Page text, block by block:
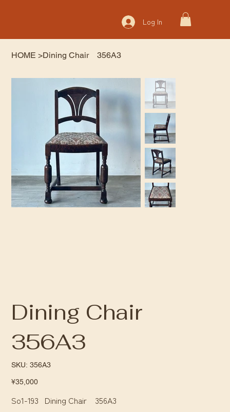
Log In
HOME >Dining Chair 356A3
Dining Chair
356A3
SKU: SKU
356A3
356A3
Price
¥35,000
So1-193 Dining Chair 356A3